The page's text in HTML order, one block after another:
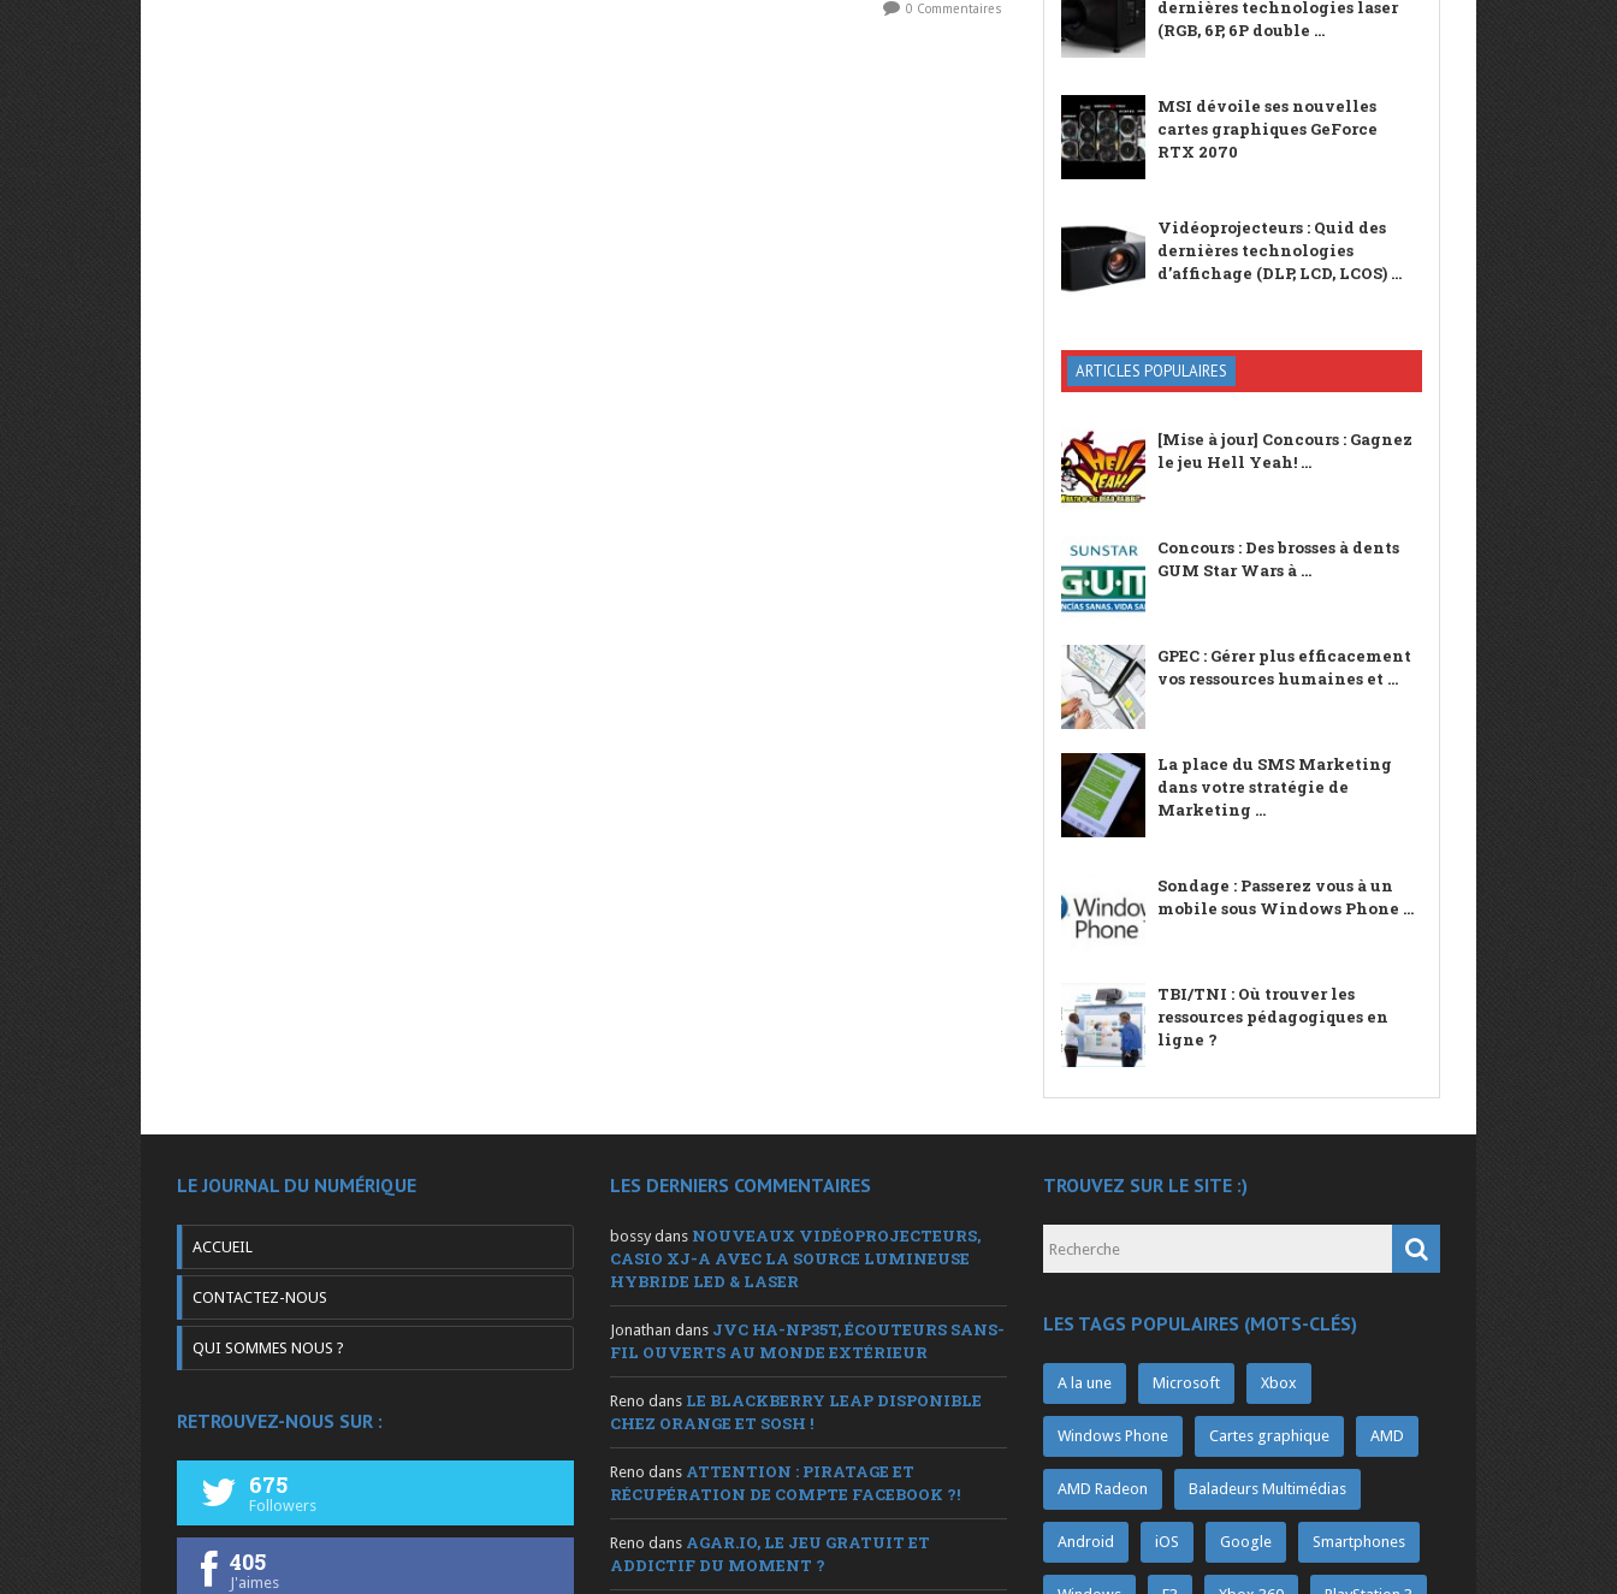
0 Commentaires
dernières technologies laser
(RGB, 6P, 6P double ...
MSI dévoile ses nouvelles
cartes graphiques GeForce
RTX 2070
Vidéoprojecteurs : Quid des
dernières technologies
d’affichage (DLP, LCD, LCOS) ...
ARTICLES POPULAIRES
[Mise à jour] Concours : Gagnez
le jeu Hell Yeah! ...
Concours : Des brosses à dents
GUM Star Wars à ...
GPEC : Gérer plus efficacement
vos ressources humaines et ...
La place du SMS Marketing
dans votre stratégie de
Marketing ...
Sondage : Passerez vous à un
mobile sous Windows Phone ...
TBI/TNI : Où trouver les
ressources pédagogiques en
ligne ?
LE JOURNAL DU NUMÉRIQUE
ACCUEIL
CONTACTEZ-NOUS
QUI SOMMES NOUS ?
RETROUVEZ-NOUS SUR :
675
Followers
405
J'aimes
LES DERNIERS COMMENTAIRES
bossy dans NOUVEAUX VIDÉOPROJECTEURS,
CASIO XJ-A AVEC LA SOURCE LUMINEUSE
HYBRIDE LED & LASER
Jonathan dans JVC HA-NP35T, ÉCOUTEURS SANS-
FIL OUVERTS AU MONDE EXTÉRIEUR
Reno dans LE BLACKBERRY LEAP DISPONIBLE
CHEZ ORANGE ET SOSH !
Reno dans ATTENTION : PIRATAGE ET
RÉCUPÉRATION DE COMPTE FACEBOOK ?!
Reno dans AGAR.IO, LE JEU GRATUIT ET
ADDICTIF DU MOMENT ?
TROUVEZ SUR LE SITE :)
LES TAGS POPULAIRES (MOTS-CLÉS)
A la une Microsoft Xbox
Windows Phone Cartes graphique AMD
AMD Radeon Baladeurs Multimédias
Android iOS Google Smartphones